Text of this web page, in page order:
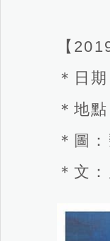
【
＊日
＊地
＊圖
＊文